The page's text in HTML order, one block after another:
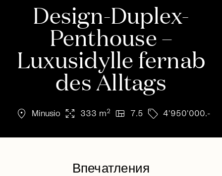
Design-Duplex-
Penthouse –
Luxusidylle fernab
des Alltags
location_on Minusio arrows_output 333 m2 view_quilt 7.5 sell 4'950'000.-
Впечатления